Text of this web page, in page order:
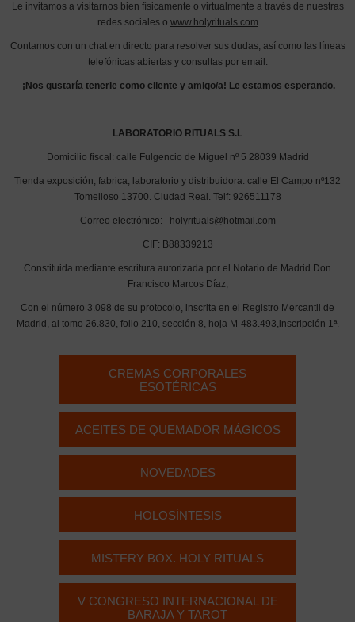
Le invitamos a visitarnos bien físicamente o virtualmente a través de nuestras
redes sociales o www.holyrituals.com
Contamos con un chat en directo para resolver sus dudas, así como las líneas
telefónicas abiertas y consultas por email.
¡Nos gustaría tenerle como cliente y amigo/a! Le estamos esperando.
LABORATORIO RITUALS S.L
Domicilio fiscal: calle Fulgencio de Miguel nº 5 28039 Madrid
Tienda exposición, fabrica, laboratorio y distribuidora: calle El Campo nº132
Tomelloso 13700. Ciudad Real. Telf: 926511178
Correo electrónico: holyrituals@hotmail.com
CIF: B88339213
Constituida mediante escritura autorizada por el Notario de Madrid Don
Francisco Marcos Díaz,
Con el número 3.098 de su protocolo, inscrita en el Registro Mercantil de
Madrid, al tomo 26.830, folio 210, sección 8, hoja M-483.493,inscripción 1ª.
CREMAS CORPORALES
ESOTÉRICAS
ACEITES DE QUEMADOR MÁGICOS
NOVEDADES
HOLOSÍNTESIS
MISTERY BOX. HOLY RITUALS
V CONGRESO INTERNACIONAL DE
BARAJA Y TAROT